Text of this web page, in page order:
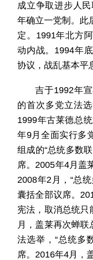
成立争取进步人
年确立一党制。此
定。1991年北方
动内战。1994年
协议，战乱基本平
吉于1992年
的首次多党立法
1999年古莱德总
年9月全面实行多
组成的“总统多数
席。2005年4月盖
2008年2月，“总
囊括全部议席。
宪法，取消总统只
月，盖莱再次蝉
法选举，“总统多
席。2016年4月，